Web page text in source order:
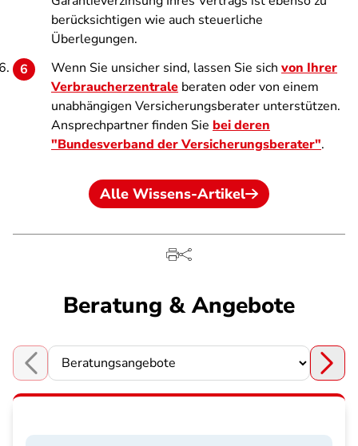
berücksichtigen wie auch steuerliche
Überlegungen.
Wenn Sie unsicher sind, lassen Sie sich von Ihrer
Verbraucherzentrale beraten oder von einem
unabhängigen Versicherungsberater unterstützen.
Ansprechpartner finden Sie bei deren
"Bundesverband der Versicherungsberater".
Alle Wissens-Artikel
Beratung & Angebote
Choose a section